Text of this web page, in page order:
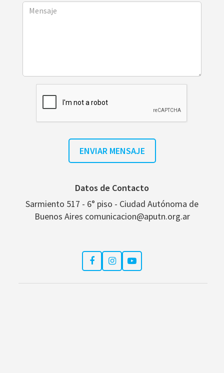
Datos de Contacto
Sarmiento 517 - 6° piso - Ciudad Autónoma de
Buenos Aires comunicacion@aputn.org.ar